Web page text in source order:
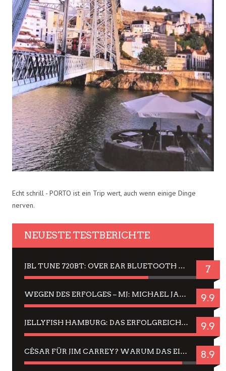
Echt schrill - PORTO ist ein Trip wert, auch wenn einige Dinge
nerven.
NEUESTE TESTBERICHTE
JBL TUNE 720BT: OVER EAR BLUETOOTH KOPFHÖRER UM DIE 50,-€ IM DAUER-TEST 7
WEGEN DES ERFOLGES – MJ: MICHAEL JACKSON MUSICAL IN EINER MATINEE SEHEN 9.9
JELLYFISH HAMBURG: DAS ERFOLGREICHE SOMMER-MENÜ 2025 IN GEFÜHLEN UND BILDERN 9.9
CÉSAR FÜR JIM CARREY? WARUM DAS EINER DER NERVIGSTEN ACTORS IST UND BLEIBT 8.9